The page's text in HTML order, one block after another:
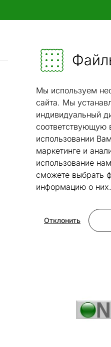
Мы используем
сайта. Мы
индивидуальный
использовании
маркетинге и
использование
сможете выбрать
информацию о них.
Отклонить
Мебель